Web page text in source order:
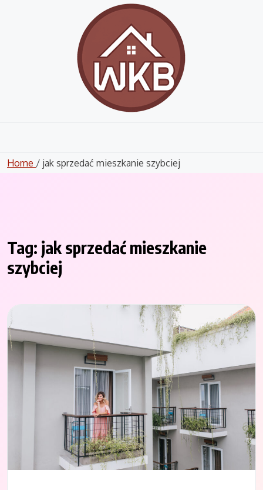
Home / jak sprzedać mieszkanie szybciej
Tag: jak sprzedać mieszkanie
szybciej